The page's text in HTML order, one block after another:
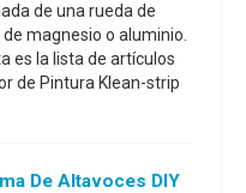
de una rueda de
magnesio o aluminio.
es la lista de artículos
de Pintura Klean-strip
De Altavoces DIY